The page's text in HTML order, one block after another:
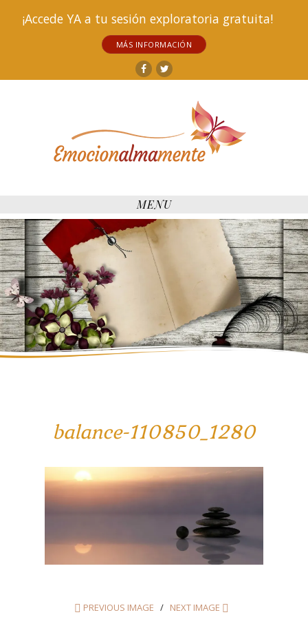
¡Accede YA a tu sesión exploratoria gratuita!
MÁS INFORMACIÓN
Facebook
Twitter
MENU
balance-110850_1280
PREVIOUS IMAGE NEXT IMAGE